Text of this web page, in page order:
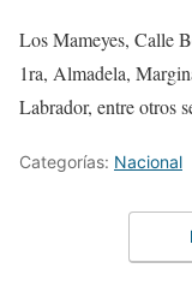
Los Mameyes, Calle
1ra, Almadela,
Labrador, entre otros
Categorías: Nacional